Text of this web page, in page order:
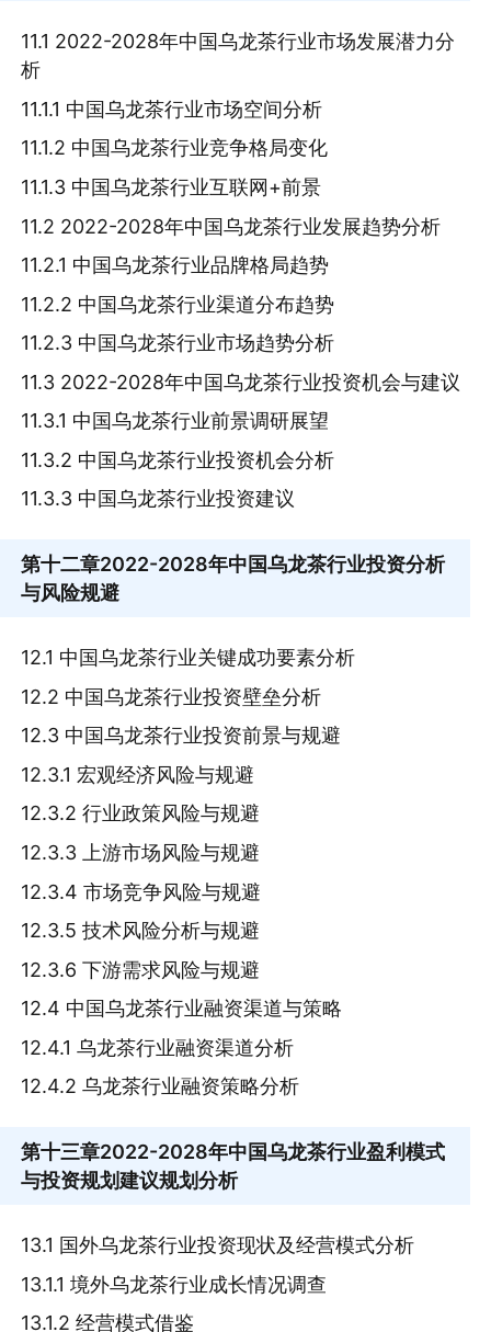
11.1 2022-2028年中国乌龙茶行业市场发展潜力分
析
11.1.1 中国乌龙茶行业市场空间分析
11.1.2 中国乌龙茶行业竞争格局变化
11.1.3 中国乌龙茶行业互联网+前景
11.2 2022-2028年中国乌龙茶行业发展趋势分析
11.2.1 中国乌龙茶行业品牌格局趋势
11.2.2 中国乌龙茶行业渠道分布趋势
11.2.3 中国乌龙茶行业市场趋势分析
11.3 2022-2028年中国乌龙茶行业投资机会与建议
11.3.1 中国乌龙茶行业前景调研展望
11.3.2 中国乌龙茶行业投资机会分析
11.3.3 中国乌龙茶行业投资建议
第十二章2022-2028年中国乌龙茶行业投资分析
与风险规避
12.1 中国乌龙茶行业关键成功要素分析
12.2 中国乌龙茶行业投资壁垒分析
12.3 中国乌龙茶行业投资前景与规避
12.3.1 宏观经济风险与规避
12.3.2 行业政策风险与规避
12.3.3 上游市场风险与规避
12.3.4 市场竞争风险与规避
12.3.5 技术风险分析与规避
12.3.6 下游需求风险与规避
12.4 中国乌龙茶行业融资渠道与策略
12.4.1 乌龙茶行业融资渠道分析
12.4.2 乌龙茶行业融资策略分析
第十三章2022-2028年中国乌龙茶行业盈利模式
与投资规划建议规划分析
13.1 国外乌龙茶行业投资现状及经营模式分析
13.1.1 境外乌龙茶行业成长情况调查
13.1.2 经营模式借鉴